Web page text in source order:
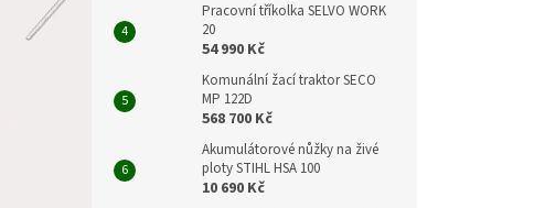
Pracovní tříkolka SELVO WORK
20
54 990 Kč
Komunální žací traktor SECO
MP 122D
568 700 Kč
Akumulátorové nůžky na živé
ploty STIHL HSA 100
10 690 Kč